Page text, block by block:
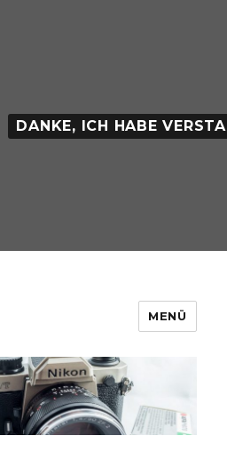
MENÜ
DANKE, ICH HABE